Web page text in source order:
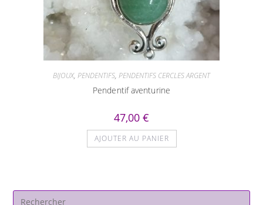
BIJOUX, PENDENTIFS, PENDENTIFS CERCLES ARGENT
Pendentif aventurine
47,00 €
AJOUTER AU PANIER